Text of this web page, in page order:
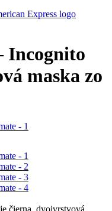
Incognito
maska zo